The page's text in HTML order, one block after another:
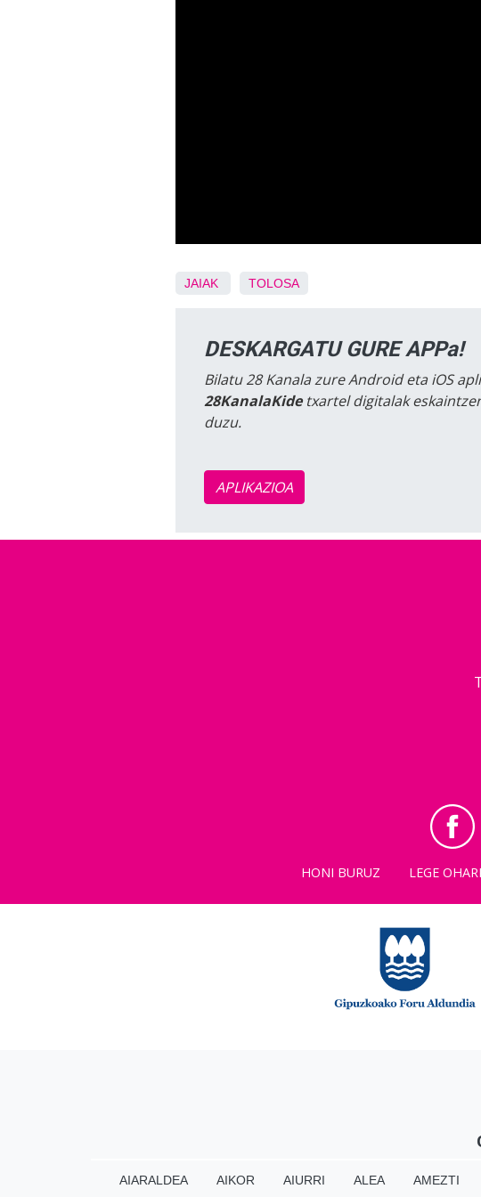
JAIAK TOLOSA
DESKARGATU GURE APPa!
Bilatu 28 Kanala zure Android eta iOS
28KanalaKidetxartel digitalak
duzu.
APLIKAZIOA
HONI BURUZ LEGE
AIARALDEA AIKOR AIURRI ALEA AMEZTI